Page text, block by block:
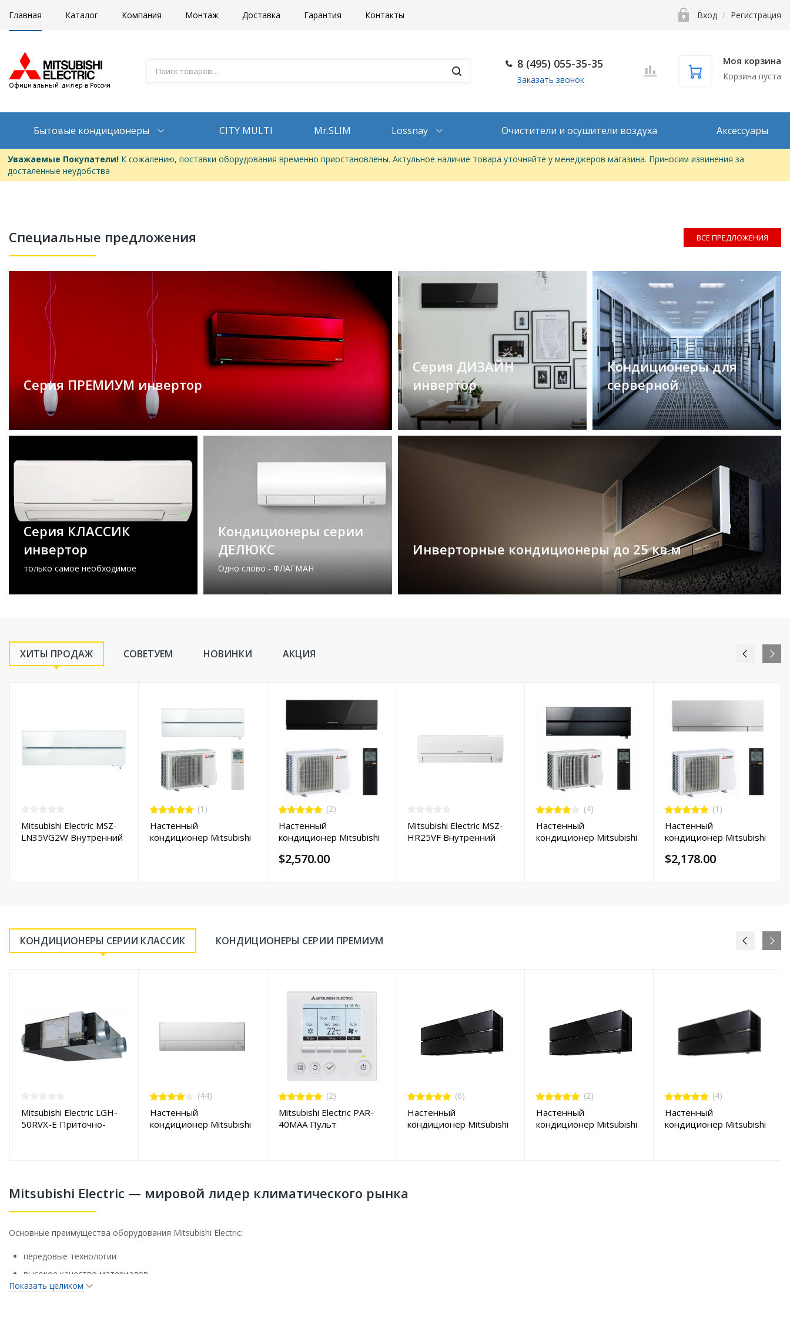
Главная Каталог Компания Монтаж Доставка Гарантия Контакты Вход / Регистрация
8 (495) 055-35-35
Заказать звонок
Моя корзина
Корзина пуста
Бытовые кондиционеры CITY MULTI Mr.SLIM Lossnay Очистители и осушители воздуха Аксессуары
Уважаемые Покупатели!К сожалению, поставки оборудования временно приостановлены. Актульное наличие товара уточняйте у менеджеров магазина. Приносим извинения за
досталенные неудобства
ВСЕ ПРЕДЛОЖЕНИЯ
Специальные предложения
Серия ПРЕМИУМ инвертор
Серия ДИЗАЙН
инвертор
Кондиционеры для
серверной
Серия КЛАССИК
инвертор
только самое необходимое
Кондиционеры серии
ДЕЛЮКС
Одно слово - ФЛАГМАН
Инверторные кондиционеры до 25 кв.м
ХИТЫ ПРОДАЖ СОВЕТУЕМ НОВИНКИ АКЦИЯ
Mitsubishi Electric MSZ-
LN35VG2W Внутренний
(1)
Настенный
кондиционер Mitsubishi
(2)
Настенный
кондиционер Mitsubishi
MUZ-EF35VG
$2,570.00
Mitsubishi Electric MSZ-
HR25VF Внутренний
(4)
Настенный
кондиционер Mitsubishi
(1)
Настенный
кондиционер Mitsubishi
MUZ-EF25VG
$2,178.00
КОНДИЦИОНЕРЫ СЕРИИ КЛАССИК КОНДИЦИОНЕРЫ СЕРИИ ПРЕМИУМ
Mitsubishi Electric LGH-
50RVX-E Приточно-
(44)
Настенный
кондиционер Mitsubishi
(2)
Mitsubishi Electric PAR-
40MAA Пульт
(6)
Настенный
кондиционер Mitsubishi
(2)
Настенный
кондиционер Mitsubishi
(4)
Настенный
кондиционер Mitsubishi
Mitsubishi Electric — мировой лидер климатического рынка
Основные преимущества оборудования Mitsubishi Electric:
передовые технологии
высокое качество материалов
энергоэффективность
Показать целиком